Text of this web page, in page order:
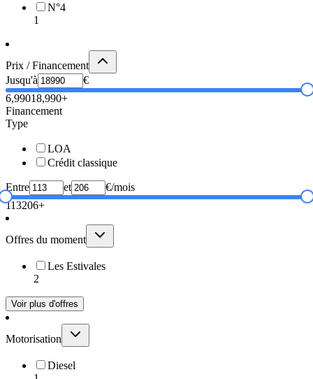
N°4
1
Prix / Financement
Jusqu'à
€
6,99018,990+
Financement
Type
LOA
Crédit classique
Entre et
€/mois
113206+
Offres du moment
Les Estivales
2
Voir plus d'offres
Motorisation
Diesel